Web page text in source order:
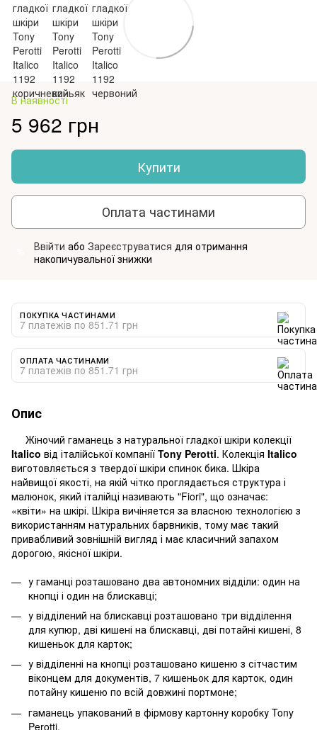
В наявності
5 962 грн
Купити
Оплата частинами
Ввійти або Зареєструватися для отримання
накопичувальної знижки
ПОКУПКА ЧАСТИНАМИ
7 платежів по 851.71 грн
ОПЛАТА ЧАСТИНАМИ
7 платежів по 851.71 грн
Опис
Жіночий гаманець з натуральної гладкої шкіри колекції
Italico від італійської компанії Tony Perotti. Колекція Italico
виготовляється з твердої шкіри спинок бика. Шкіра
найвищої якості, на якій чітко проглядається структура і
малюнок, який італійці називають "Fiori", що означає:
«квіти» на шкірі. Шкіра вичіняется за власною технологією з
використанням натуральних барвників, тому має такий
привабливий зовнішній вигляд і має класичний запахом
дорогою, якісної шкіри.
у гаманці розташовано два автономних відділи: один на
кнопці і один на блискавці;
у відділений на блискавці розташовано три відділення
для купюр, дві кишені на блискавці, дві потайні кишені, 8
кишеньок для карток;
у відділенні на кнопці розташовано кишеню з сітчастим
віконцем для документів, 7 кишеньок для карток, один
потайну кишеню по всій довжині портмоне;
гаманець упакований в фірмову картонну коробку Tony
Perotti.